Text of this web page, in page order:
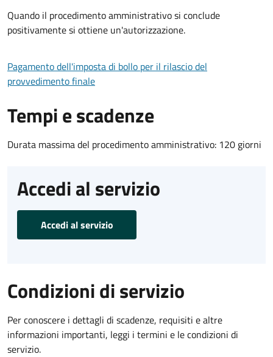
Quando il procedimento amministrativo si conclude
positivamente si ottiene un'autorizzazione.
Pagamento dell'imposta di bollo per il rilascio del
provvedimento finale
Tempi e scadenze
Durata massima del procedimento amministrativo: 120 giorni
Accedi al servizio
Accedi al servizio
Condizioni di servizio
Per conoscere i dettagli di scadenze, requisiti e altre
informazioni importanti, leggi i termini e le condizioni di
servizio.